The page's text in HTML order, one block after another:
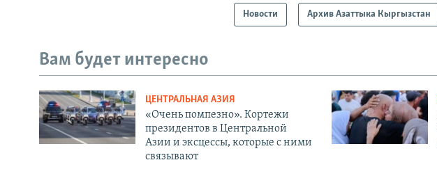
Новости Архив Азаттыка Кыргызстан
Вам будет интересно
ЦЕНТРАЛЬНАЯ АЗИЯ
«Очень помпезно». Кортежи
президентов в Центральной
Азии и эксцессы, которые с ними
связывают